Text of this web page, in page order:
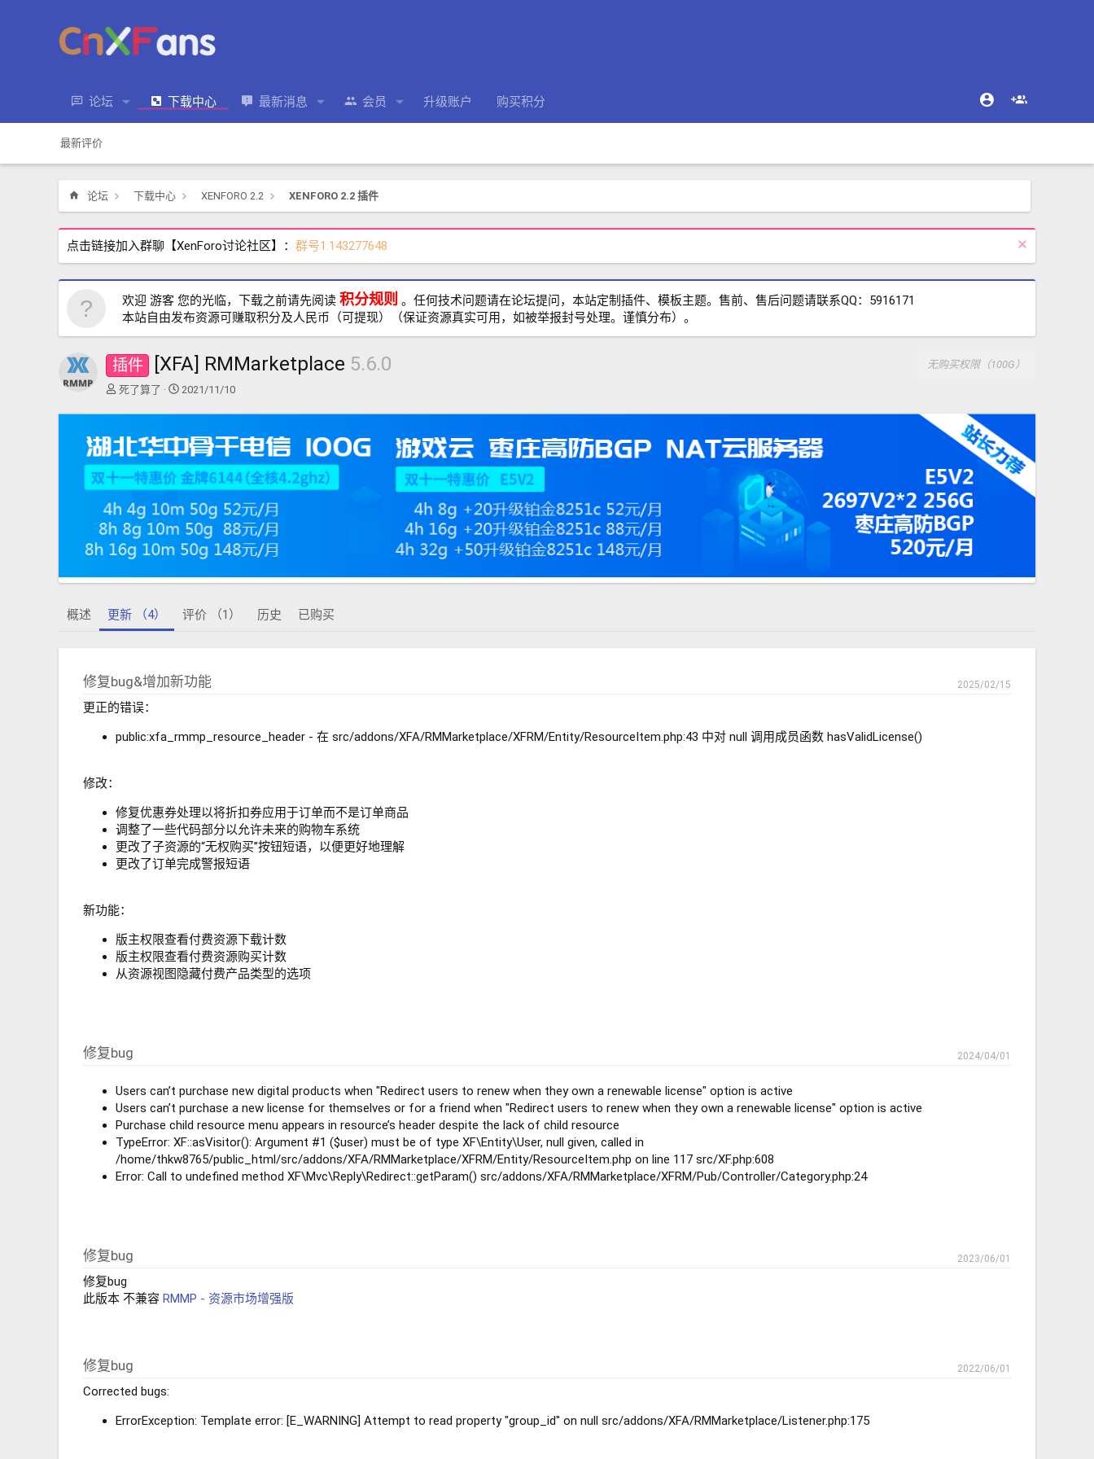
论坛 下载中心 最新消息 会员 升级账户 购买积分
最新评价
论坛 下载中心 XENFORO 2.2 XENFORO 2.2 插件
点击链接加入群聊【XenForo讨论社区】： 群号1:143277648
欢迎 游客 您的光临，下载之前请先阅读 积分规则 。任何技术问题请在论坛提问，本站定制插件、模板主题。售前、售后问题请联系QQ：5916171
本站自由发布资源可赚取积分及人民币（可提现）（保证资源真实可用，如被举报封号处理。谨慎分布）。
插件 [XFA] RMMarketplace 5.6.0
无购买权限（100G）
作
死了算了
创
日
2021/11/10
概述 更新 （4） 评价 （1） 历史 已购买
修复bug&增加新功能 2025/02/15
更正的错误：
public:xfa_rmmp_resource_header - 在 src/addons/XFA/RMMarketplace/XFRM/Entity/ResourceItem.php:43 中对 null 调用成员函数 hasValidLicense()
修改：
修复优惠券处理以将折扣券应用于订单而不是订单商品
调整了一些代码部分以允许未来的购物车系统
更改了子资源的“无权购买”按钮短语，以便更好地理解
更改了订单完成警报短语
新功能：
版主权限查看付费资源下载计数
版主权限查看付费资源购买计数
从资源视图隐藏付费产品类型的选项
修复bug 2024/04/01
Users can’t purchase new digital products when "Redirect users to renew when they own a renewable license" option is active
Users can’t purchase a new license for themselves or for a friend when "Redirect users to renew when they own a renewable license" option is active
Purchase child resource menu appears in resource’s header despite the lack of child resource
TypeError: XF::asVisitor(): Argument #1 ($user) must be of type XF\Entity\User, null given, called in
/home/thkw8765/public_html/src/addons/XFA/RMMarketplace/XFRM/Entity/ResourceItem.php on line 117 src/XF.php:608
Error: Call to undefined method XF\Mvc\Reply\Redirect::getParam() src/addons/XFA/RMMarketplace/XFRM/Pub/Controller/Category.php:24
修复bug 2023/06/01
修复bug
此版本 不兼容 RMMP - 资源市场增强版
修复bug 2022/06/01
Corrected bugs:
ErrorException: Template error: [E_WARNING] Attempt to read property "group_id" on null src/addons/XFA/RMMarketplace/Listener.php:175